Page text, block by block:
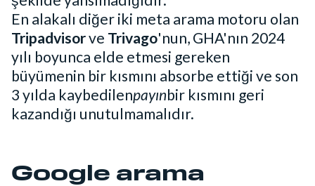
En alakalı diğer iki meta arama motoru olan
Tripadvisorve Trivago'nun, GHA'nın 2024
yılı boyunca elde etmesi gereken
büyümenin bir kısmını absorbe ettiği ve son
3 yılda kaybedilenpayınbir kısmını geri
kazandığı unutulmamalıdır.
Google arama